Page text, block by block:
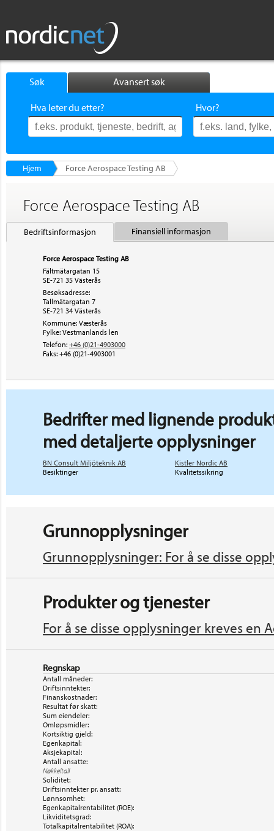
Søk Avansert søk
Hva leter du etter? Hvor?
Hjem Force Aerospace Testing AB
Force Aerospace Testing AB
Bedriftsinformasjon Finansiell informasjon
Force Aerospace Testing AB
Fältmätargatan 15
SE-721 35 Västerås
Besøksadresse:
Tallmätargatan 7
SE-721 34 Västerås
Kommune: Væsterås
Fylke: Vestmanlands len
Telefon: +46 (0)21-4903000
Faks: +46 (0)21-4903001
Bedrifter med lignende
med detaljerte opplysninger
BN Consult Miljöteknik AB
Besiktinger
Kistler Nordic AB
Kvalitetssikring
Grunnopplysninger
Grunnopplysninger: For å se disse
Produkter og tjenester
For å se disse opplysninger kreves en
Regnskap
Antall måneder:
Driftsinntekter:
Finanskostnader:
Resultat før skatt:
Sum eiendeler:
Omløpsmidler:
Kortsiktig gjeld:
Egenkapital:
Aksjekapital:
Antall ansatte:
Nøkkeltall
Soliditet:
Driftsinntekter pr. ansatt:
Lønnsomhet:
Egenkapitalrentabilitet (ROE):
Likviditetsgrad:
Totalkapitalrentabilitet (ROA):